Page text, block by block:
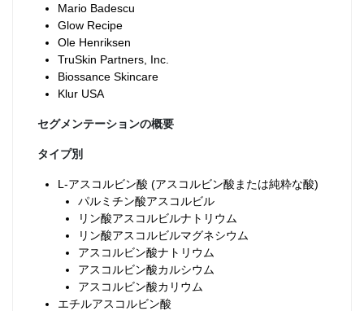
Mario Badescu
Glow Recipe
Ole Henriksen
TruSkin Partners, Inc.
Biossance Skincare
Klur USA
セグメンテーションの概要
タイプ別
L-アスコルビン酸 (アスコルビン酸または純粋な酸)
パルミチン酸アスコルビル
リン酸アスコルビルナトリウム
リン酸アスコルビルマグネシウム
アスコルビン酸ナトリウム
アスコルビン酸カルシウム
アスコルビン酸カリウム
エチルアスコルビン酸